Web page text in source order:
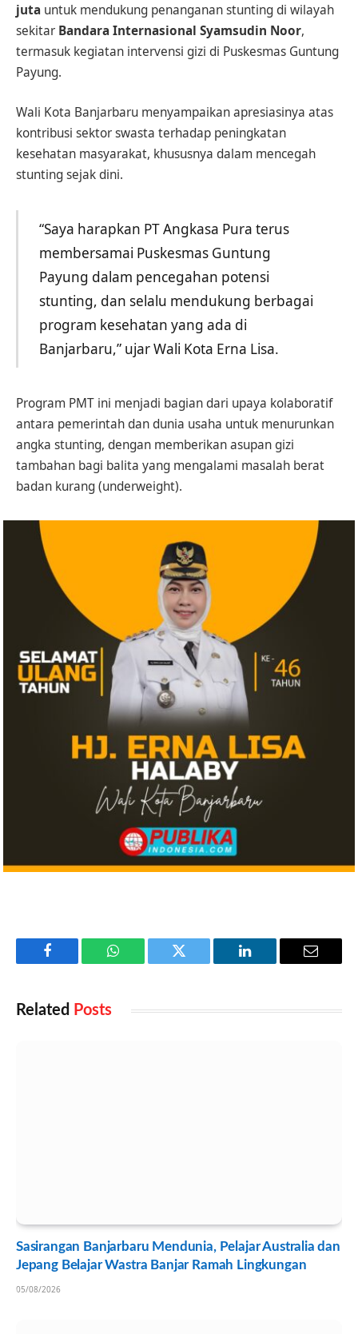
juta untuk mendukung penanganan stunting di wilayah
sekitar Bandara Internasional Syamsudin Noor,
termasuk kegiatan intervensi gizi di Puskesmas Guntung
Payung.
Wali Kota Banjarbaru menyampaikan apresiasinya atas
kontribusi sektor swasta terhadap peningkatan
kesehatan masyarakat, khususnya dalam mencegah
stunting sejak dini.
“Saya harapkan PT Angkasa Pura terus
membersamai Puskesmas Guntung
Payung dalam pencegahan potensi
stunting, dan selalu mendukung berbagai
program kesehatan yang ada di
Banjarbaru,” ujar Wali Kota Erna Lisa.
Program PMT ini menjadi bagian dari upaya kolaboratif
antara pemerintah dan dunia usaha untuk menurunkan
angka stunting, dengan memberikan asupan gizi
tambahan bagi balita yang mengalami masalah berat
badan kurang (underweight).
Facebook WhatsApp Twitter LinkedIn Email
Related Posts
Sasirangan Banjarbaru Mendunia, Pelajar Australia dan
Jepang Belajar Wastra Banjar Ramah Lingkungan
05/08/2026